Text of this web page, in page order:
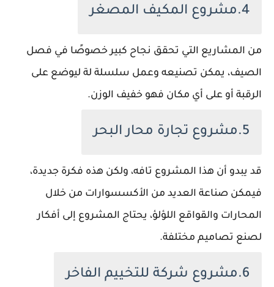
4.مشروع المكيف المصغر
من المشاريع التي تحقق نجاح كبير خصوصًا في فصل
الصيف، يمكن تصنيعه وعمل سلسلة لة ليوضع على
الرقبة أو على أي مكان فهو خفيف الوزن.
5.مشروع تجارة محار البحر
قد يبدو أن هذا المشروع تافه، ولكن هذه فكرة جديدة،
فيمكن صناعة العديد من الأكسسوارات من خلال
المحارات والقواقع اللؤلؤ، يحتاج المشروع إلى أفكار
لصنع تصاميم مختلفة.
6.مشروع شركة للتخييم الفاخر